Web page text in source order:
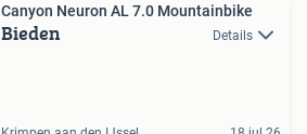
Canyon Neuron AL 7.0 Mountainbike
Bieden Details